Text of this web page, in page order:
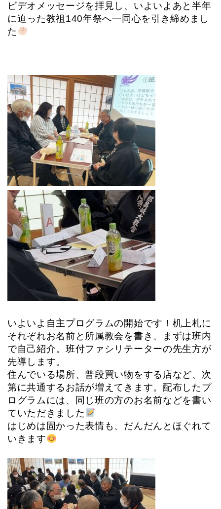
ビデオメッセージを拝見し、いよいよあと半年
に迫った教祖140年祭へ一同心を引き締めまし
た
いよいよ自主プログラムの開始です！机上札に
それぞれお名前と所属教会を書き、まずは班内
で自己紹介。班付ファシリテーターの先生方が
先導します。
住んでいる場所、普段買い物をする店など、次
第に共通するお話が増えてきます。配布したプ
ログラムには、同じ班の方のお名前などを書い
ていただきました
はじめは固かった表情も、だんだんとほぐれて
いきます